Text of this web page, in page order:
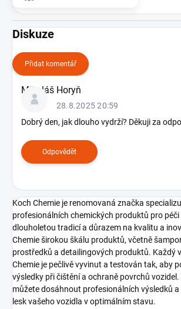
Diskuze
Přidat komentář
k
u
í
Mikuláš Horyň
28.8.2025 20:59
Dobrý den, jak dlouho vydrží? Děkuji za
Odpovědět
Koch Chemie je renomovaná značka
profesionálních chemických produktů pro péči
dlouholetou tradicí a důrazem na kvalitu a
Chemie širokou škálu produktů, včetně
prostředků a detailingových produktů. Každý
Chemie je pečlivě vyvinut a testován tak, aby
výsledky při čištění a ochraně povrchů vozidel.
můžete dosáhnout profesionálních výsledků
lesk vašeho vozidla v optimálním stavu.